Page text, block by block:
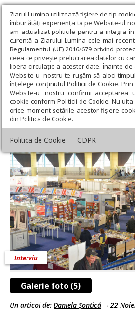
Ziarul Lumina utilizează fişiere de tip
îmbunătăți experiența ta pe Website-ul
am actualizat politicile pentru a integra
curentă a Ziarului Lumina cele mai
Regulamentul (UE) 2016/679 privind
ceea ce privește prelucrarea datelor cu
libera circulație a acestor date. Înainte
Website-ul nostru te rugăm să aloci
înțelege conținutul Politicii de Cookie.
Website-ul nostru confirmi acceptarea
cookie conform Politicii de Cookie. Nu
orice moment setările acestor fişiere
din Politica de Cookie.
Politica de Cookie GDPR
Ziarul Lumina › Educaţie și Cultură ›
literatură pentru elevi la Gaudeamus
Concurs de literatură
Gaudeamus
Galerie foto (5)
Interviu
Un articol de: Daniela Șontică - 22